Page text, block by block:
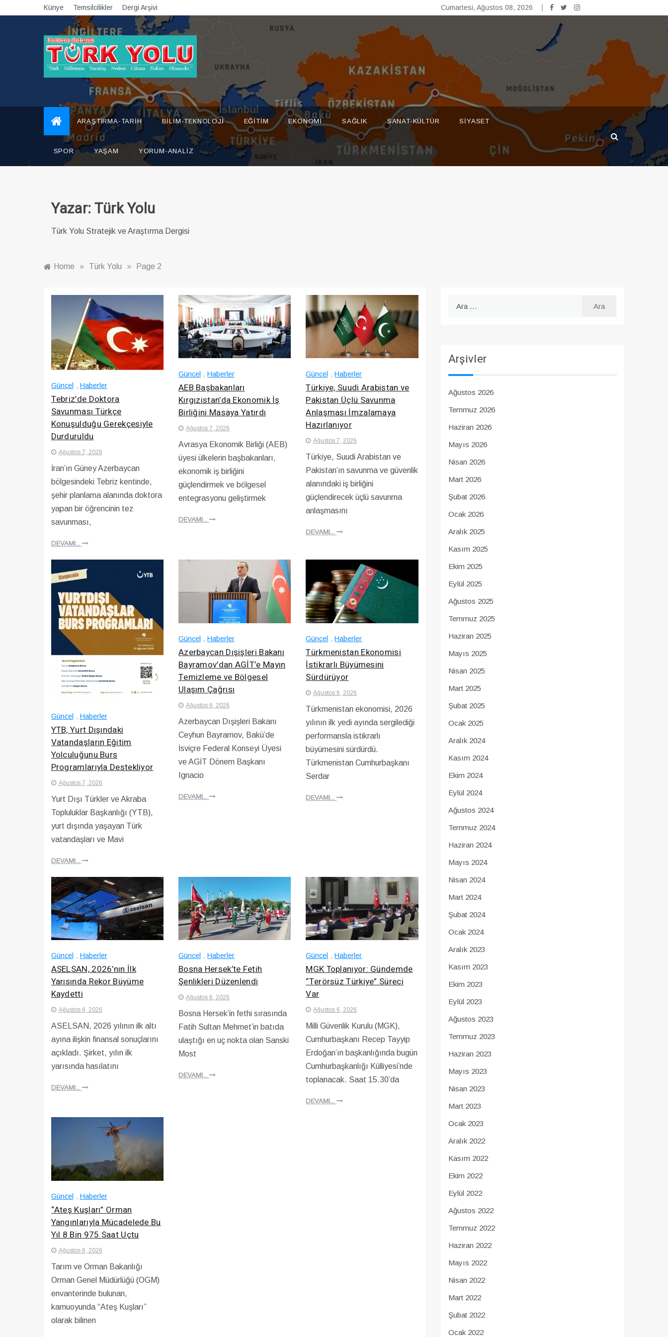
to
Künye Temsilcilikler Dergi Arşivi Cumartesi, Ağustos 08, 2026
Türk Yolu Dergisi
ARAŞTIRMA-TARIH BILIM-TEKNOLOJI EĞITIM EKONOMI SAĞLIK SANAT-KÜLTÜR SIYASET
SPOR YAŞAM YORUM-ANALIZ
Yazar:Türk Yolu
Türk Yolu Stratejik ve Araştırma Dergisi
Home » Türk Yolu » Page 2
Güncel , Haberler
Tebriz’de Doktora
Savunması Türkçe
Konuşulduğu Gerekçesiyle
Durduruldu
Ağustos 7, 2026
İran’ın Güney Azerbaycan
bölgesindeki Tebriz kentinde,
şehir planlama alanında doktora
yapan bir öğrencinin tez
savunması,
DEVAMI...
Güncel , Haberler
AEB Başbakanları
Kırgızistan’da Ekonomik İş
Birliğini Masaya Yatırdı
Ağustos 7, 2026
Avrasya Ekonomik Birliği (AEB)
üyesi ülkelerin başbakanları,
ekonomik iş birliğini
güçlendirmek ve bölgesel
entegrasyonu geliştirmek
DEVAMI...
Güncel ,Haberler
Türkiye, Suudi Arabistan ve
Pakistan Üçlü Savunma
Anlaşması İmzalamaya
Hazırlanıyor
Ağustos 7, 2026
Türkiye, Suudi Arabistan ve
Pakistan’ın savunma ve güvenlik
alanındaki iş birliğini
güçlendirecek üçlü savunma
anlaşmasını
DEVAMI...
Güncel , Haberler
YTB, Yurt Dışındaki
Vatandaşların Eğitim
Yolculuğunu Burs
Programlarıyla Destekliyor
Ağustos 7, 2026
Yurt Dışı Türkler ve Akraba
Topluluklar Başkanlığı (YTB),
yurt dışında yaşayan Türk
vatandaşları ve Mavi
DEVAMI...
Güncel , Haberler
Azerbaycan Dışişleri Bakanı
Bayramov’dan AGİT’e Mayın
Temizleme ve Bölgesel
Ulaşım Çağrısı
Ağustos 6, 2026
Azerbaycan Dışişleri Bakanı
Ceyhun Bayramov, Bakü’de
İsviçre Federal Konseyi Üyesi
ve AGİT Dönem Başkanı
Ignacio
DEVAMI...
Güncel ,Haberler
Türkmenistan Ekonomisi
İstikrarlı Büyümesini
Sürdürüyor
Ağustos 6, 2026
Türkmenistan ekonomisi, 2026
yılının ilk yedi ayında sergilediği
performansla istikrarlı
büyümesini sürdürdü.
Türkmenistan Cumhurbaşkanı
Serdar
DEVAMI...
Güncel , Haberler
ASELSAN, 2026’nın İlk
Yarısında Rekor Büyüme
Kaydetti
Ağustos 6, 2026
ASELSAN, 2026 yılının ilk altı
ayına ilişkin finansal sonuçlarını
açıkladı. Şirket, yılın ilk
yarısında hasılatını
DEVAMI...
Güncel , Haberler
Bosna Hersek’te Fetih
Şenlikleri Düzenlendi
Ağustos 6, 2026
Bosna Hersek’in fethi sırasında
Fatih Sultan Mehmet’in batıda
ulaştığı en uç nokta olan Sanski
Most
DEVAMI...
Güncel ,Haberler
MGK Toplanıyor: Gündemde
“Terörsüz Türkiye” Süreci
Var
Ağustos 6, 2026
Milli Güvenlik Kurulu (MGK),
Cumhurbaşkanı Recep Tayyip
Erdoğan’ın başkanlığında bugün
Cumhurbaşkanlığı Külliyesi’nde
toplanacak. Saat 15.30’da
DEVAMI...
Güncel , Haberler
“Ateş Kuşları” Orman
Yangınlarıyla Mücadelede Bu
Yıl 8 Bin 975 Saat Uçtu
Ağustos 6, 2026
Tarım ve Orman Bakanlığı
Orman Genel Müdürlüğü (OGM)
envanterinde bulunan,
kamuoyunda “Ateş Kuşları”
olarak bilinen
Arşivler
Ağustos 2026
Temmuz 2026
Haziran 2026
Mayıs 2026
Nisan 2026
Mart 2026
Şubat 2026
Ocak 2026
Aralık 2025
Kasım 2025
Ekim 2025
Eylül 2025
Ağustos 2025
Temmuz 2025
Haziran 2025
Mayıs 2025
Nisan 2025
Mart 2025
Şubat 2025
Ocak 2025
Aralık 2024
Kasım 2024
Ekim 2024
Eylül 2024
Ağustos 2024
Temmuz 2024
Haziran 2024
Mayıs 2024
Nisan 2024
Mart 2024
Şubat 2024
Ocak 2024
Aralık 2023
Kasım 2023
Ekim 2023
Eylül 2023
Ağustos 2023
Temmuz 2023
Haziran 2023
Mayıs 2023
Nisan 2023
Mart 2023
Ocak 2023
Aralık 2022
Kasım 2022
Ekim 2022
Eylül 2022
Ağustos 2022
Temmuz 2022
Haziran 2022
Mayıs 2022
Nisan 2022
Mart 2022
Şubat 2022
Ocak 2022